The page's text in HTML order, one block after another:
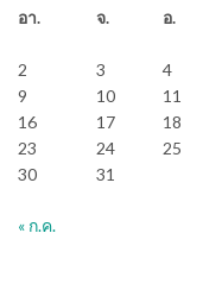
อา.
จ. อ.
2
3 4
9
10 11
16
17 18
23
24 25
30
31
« ก.ค.